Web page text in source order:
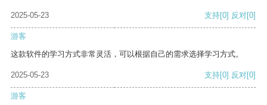
2025-05-23 支持[0] 反对[0]
游客
这款软件的学习方式非常灵活，可以根据自己的需求选择学习方式。
2025-05-23 支持[0] 反对[0]
游客